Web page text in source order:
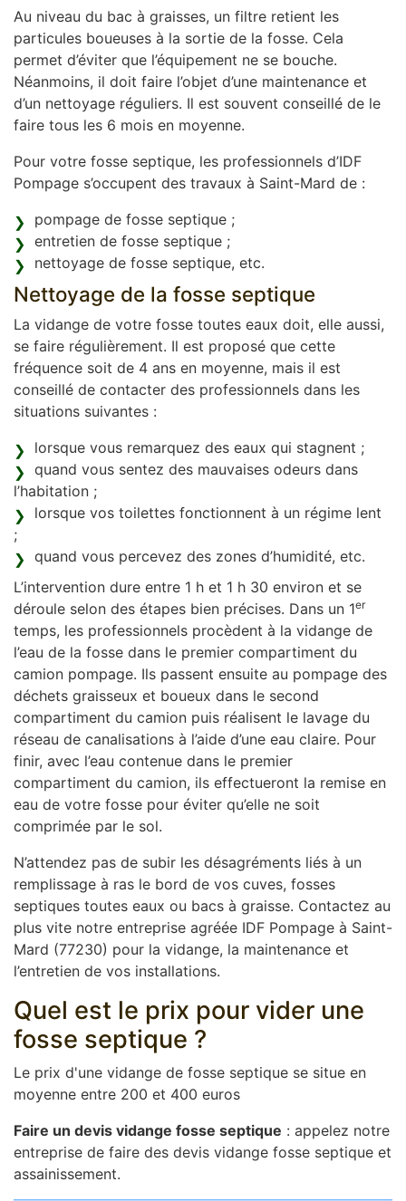
Au niveau du bac à graisses, un filtre retient les
particules boueuses à la sortie de la fosse. Cela
permet d’éviter que l’équipement ne se bouche.
Néanmoins, il doit faire l’objet d’une maintenance et
d’un nettoyage réguliers. Il est souvent conseillé de le
faire tous les 6 mois en moyenne.
Pour votre fosse septique, les professionnels d’IDF
Pompage s’occupent des travaux à Saint-Mard de :
pompage de fosse septique ;
entretien de fosse septique ;
nettoyage de fosse septique, etc.
Nettoyage de la fosse septique
La vidange de votre fosse toutes eaux doit, elle aussi,
se faire régulièrement. Il est proposé que cette
fréquence soit de 4 ans en moyenne, mais il est
conseillé de contacter des professionnels dans les
situations suivantes :
lorsque vous remarquez des eaux qui stagnent ;
quand vous sentez des mauvaises odeurs dans
l’habitation ;
lorsque vos toilettes fonctionnent à un régime lent
;
quand vous percevez des zones d’humidité, etc.
L’intervention dure entre 1 h et 1 h 30 environ et se
déroule selon des étapes bien précises. Dans un 1er
temps, les professionnels procèdent à la vidange de
l’eau de la fosse dans le premier compartiment du
camion pompage. Ils passent ensuite au pompage des
déchets graisseux et boueux dans le second
compartiment du camion puis réalisent le lavage du
réseau de canalisations à l’aide d’une eau claire. Pour
finir, avec l’eau contenue dans le premier
compartiment du camion, ils effectueront la remise en
eau de votre fosse pour éviter qu’elle ne soit
comprimée par le sol.
N’attendez pas de subir les désagréments liés à un
remplissage à ras le bord de vos cuves, fosses
septiques toutes eaux ou bacs à graisse. Contactez au
plus vite notre entreprise agréée IDF Pompage à Saint-
Mard (77230) pour la vidange, la maintenance et
l’entretien de vos installations.
Quel est le prix pour vider une
fosse septique ?
Le prix d'une vidange de fosse septique se situe en
moyenne entre 200 et 400 euros
Faire un devis vidange fosse septique : appelez notre
entreprise de faire des devis vidange fosse septique et
assainissement.